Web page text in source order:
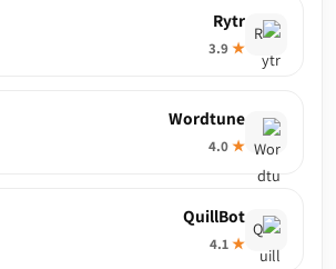
Rytr
★
Wordtune
★
QuillBot
★